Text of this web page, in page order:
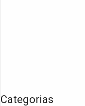
Categorias